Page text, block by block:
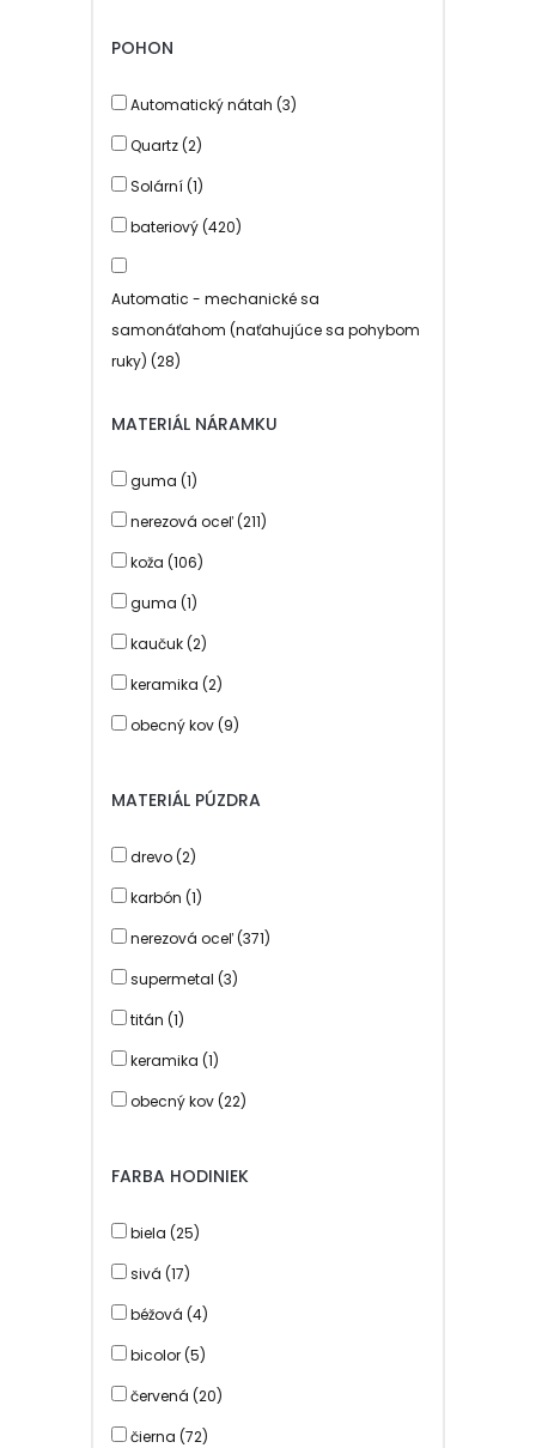
POHON
Automatický nátah (3)
Quartz (2)
Solární (1)
bateriový (420)
Automatic - mechanické sa
samonáťahom (naťahujúce sa pohybom
ruky) (28)
MATERIÁL NÁRAMKU
guma (1)
nerezová oceľ (211)
koža (106)
guma (1)
kaučuk (2)
keramika (2)
obecný kov (9)
polyuretán (2)
remienok NATO strap (26)
silikón (41)
MATERIÁL PÚZDRA
drevo (2)
karbón (1)
nerezová oceľ (371)
supermetal (3)
titán (1)
keramika (1)
obecný kov (22)
FARBA HODINIEK
biela (25)
sivá (17)
béžová (4)
bicolor (5)
červená (20)
čierna (72)